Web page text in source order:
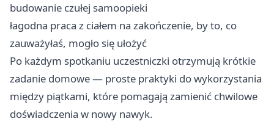
budowanie czułej samoopieki
łagodna praca z ciałem na zakończenie, by to, co
zauważyłaś, mogło się ułożyć
Po każdym spotkaniu uczestniczki otrzymują krótkie
zadanie domowe — proste praktyki do wykorzystania
między piątkami, które pomagają zamienić chwilowe
doświadczenia w nowy nawyk.